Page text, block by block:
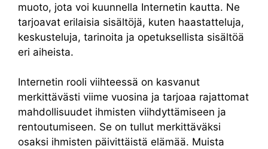
muoto, jota voi kuunnella Internetin kautta. Ne
tarjoavat erilaisia sisältöjä, kuten haastatteluja,
keskusteluja, tarinoita ja opetuksellista sisältöä
eri aiheista.
Internetin rooli viihteessä on kasvanut
merkittävästi viime vuosina ja tarjoaa rajattomat
mahdollisuudet ihmisten viihdyttämiseen ja
rentoutumiseen. Se on tullut merkittäväksi
osaksi ihmisten päivittäistä elämää. Muista